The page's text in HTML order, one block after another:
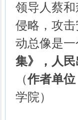
领导人蔡和
侵略，攻
动总像是
集》，人
（作者单位
学院）